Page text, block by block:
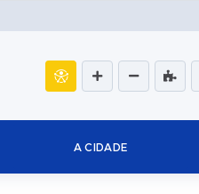
A CIDADE